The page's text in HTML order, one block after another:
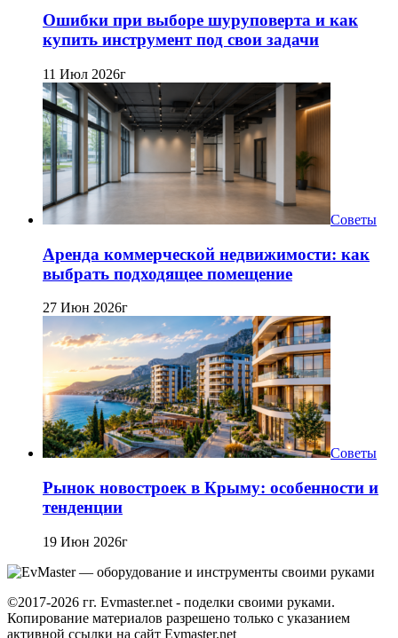
Ошибки при выборе шуруповерта и как
купить инструмент под свои задачи
11 Июл 2026г
Советы
Аренда коммерческой недвижимости: как
выбрать подходящее помещение
27 Июн 2026г
Советы
Рынок новостроек в Крыму: особенности и
тенденции
19 Июн 2026г
©2017-2026 гг. Evmaster.net - поделки своими руками.
Копирование материалов разрешено только с указанием
активной ссылки на сайт Evmaster.net